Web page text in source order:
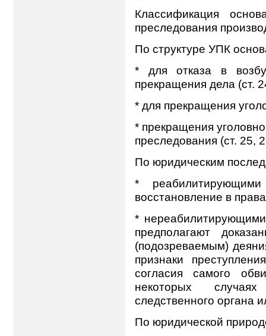
Классификация
преследования
По структуре УПК
* для отказа в
прекращения дела (ст.
* для прекращения
* прекращения
преследования (ст. 25,
По юридическим
*
восстановление в
*
предполагают
(подозреваемым)
признаки
согласия самого
некоторых
следственного органа
По юридической